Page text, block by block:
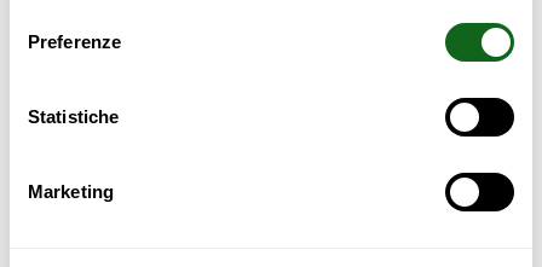
Preferenze
Statistiche
Marketing
180 x 180 x p40 cm;
Per motivi di sicurezza, Cinius raccomanda il fissaggio a muro.